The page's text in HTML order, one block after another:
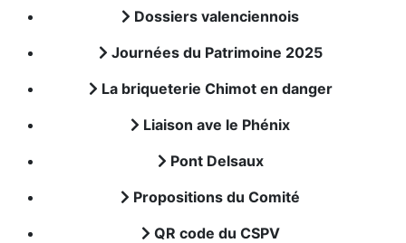
Dossiers valenciennois
Journées du Patrimoine 2025
La briqueterie Chimot en danger
Liaison ave le Phénix
Pont Delsaux
Propositions du Comité
QR code du CSPV